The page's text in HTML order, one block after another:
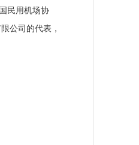
民用机场协
公司的代表，